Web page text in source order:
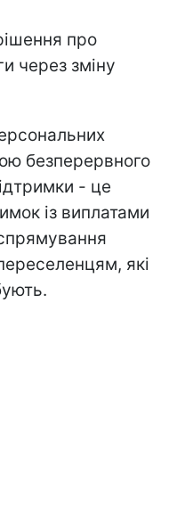
про
через зміну
безперервного
- це
із виплатами
які